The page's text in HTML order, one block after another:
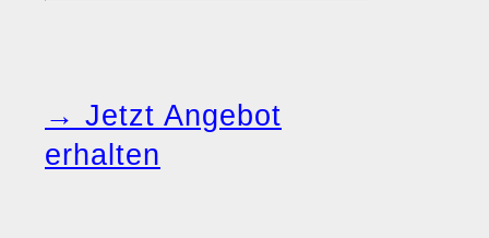
→ Jetzt Angebot
erhalten